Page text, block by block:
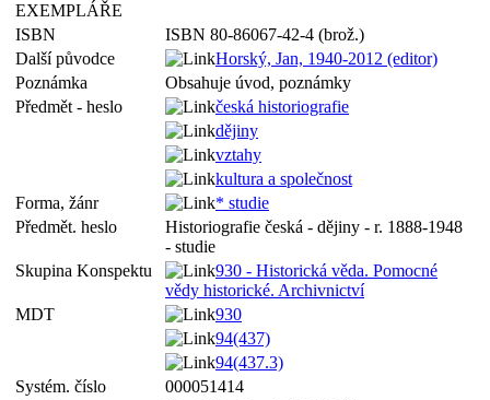
EXEMPLÁŘE
ISBN
ISBN 80-86067-42-4 (brož.)
Další původce
Horský, Jan, 1940-2012 (editor)
Poznámka
Obsahuje úvod, poznámky
Předmět - heslo
česká historiografie
dějiny
vztahy
kultura a společnost
Forma, žánr
* studie
Předmět. heslo
Historiografie česká - dějiny - r. 1888-1948
- studie
Skupina Konspektu
930 - Historická věda. Pomocné
vědy historické. Archivnictví
MDT
930
94(437)
94(437.3)
Systém. číslo
000051414